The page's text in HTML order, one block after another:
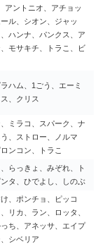
アントニオ、アチョッ
ル、シオン、ジャッ
ハンナ、パンクス、ア
モサキチ、トラこ、ビ
ハム、1ごう、エーミ
、クリス
ミラコ、スパーク、ナ
、ストロー、ノルマ
ンコン、トラこ
らっきょ、みぞれ、ト
タ、ひでよし、しのぶ
、ポンチョ、ピッコ
リカ、ラン、ロッタ、
ち、アネッサ、エイプ
シベリア